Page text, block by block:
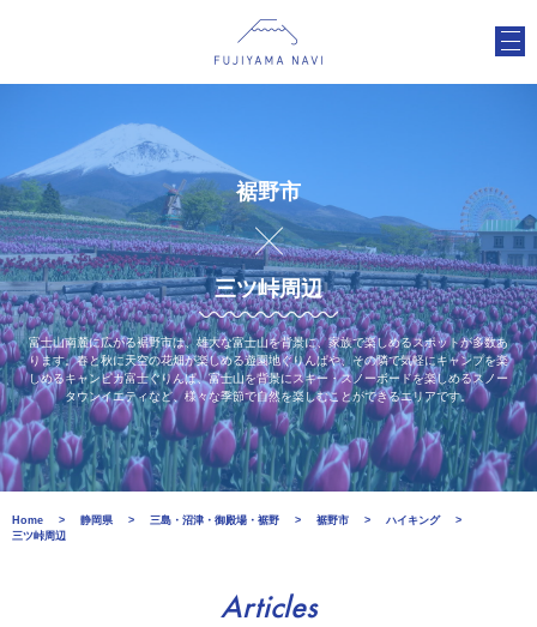
裾野市
三ツ峠周辺
富士山南麓に広がる裾野市は、雄大な富士山を背景に、家族で楽しめるスポットが多数あ
ります。春と秋に天空の花畑が楽しめる遊園地ぐりんぱや、その隣で気軽にキャンプを楽
しめるキャンピカ富士ぐりんぱ、富士山を背景にスキー・スノーボードを楽しめるスノー
タウンイエティなど、様々な季節で自然を楽しむことができるエリアです。
Home 静岡県 三島・沼津・御殿場・裾野 裾野市
ハイキング
三ツ峠周辺
Articles